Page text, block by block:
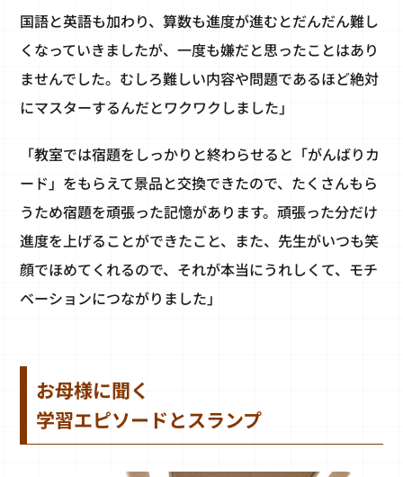
国語と英語も加わり、算数も進度が進むとだんだん難し
くなっていきましたが、一度も嫌だと思ったことはあり
ませんでした。むしろ難しい内容や問題であるほど絶対
にマスターするんだとワクワクしました」
「教室では宿題をしっかりと終わらせると「がんばりカ
ード」をもらえて景品と交換できたので、たくさんもら
うため宿題を頑張った記憶があります。頑張った分だけ
進度を上げることができたこと、また、先生がいつも笑
顔でほめてくれるので、それが本当にうれしくて、モチ
ベーションにつながりました」
お母様に聞く
学習エピソードとスランプ